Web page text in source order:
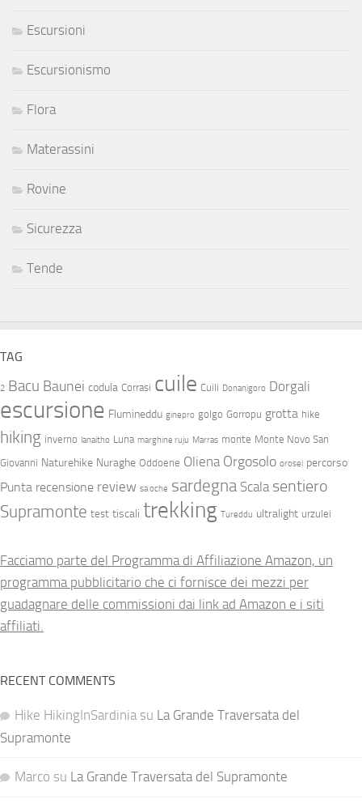
Escursioni
Escursionismo
Flora
Materassini
Rovine
Sicurezza
Tende
TAG
2 Bacu Baunei codula Corrasi cuile Cuili Donanigoro Dorgali
escursione Flumineddu ginepro golgo Gorropu grotta hike
hiking inverno lanaitho Luna marghine ruju Marras monte Monte Novo San
Giovanni Naturehike Nuraghe Oddoene Oliena Orgosolo orosei percorso
Punta recensione review sa oche sardegna Scala sentiero
Supramonte test tiscali trekking Tureddu ultralight urzulei
Facciamo parte del Programma di Affiliazione Amazon, un
programma pubblicitario che ci fornisce dei mezzi per
guadagnare delle commissioni dai link ad Amazon e i siti
affiliati.
RECENT COMMENTS
Hike HikingInSardinia su La Grande Traversata del
Supramonte
Marco su La Grande Traversata del Supramonte